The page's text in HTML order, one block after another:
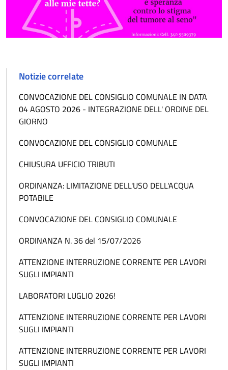
Notizie correlate
CONVOCAZIONE DEL CONSIGLIO COMUNALE IN DATA
04 AGOSTO 2026 - INTEGRAZIONE DELL' ORDINE DEL
GIORNO
CONVOCAZIONE DEL CONSIGLIO COMUNALE
CHIUSURA UFFICIO TRIBUTI
ORDINANZA: LIMITAZIONE DELL'USO DELL'ACQUA
POTABILE
CONVOCAZIONE DEL CONSIGLIO COMUNALE
ORDINANZA N. 36 del 15/07/2026
ATTENZIONE INTERRUZIONE CORRENTE PER LAVORI
SUGLI IMPIANTI
LABORATORI LUGLIO 2026!
ATTENZIONE INTERRUZIONE CORRENTE PER LAVORI
SUGLI IMPIANTI
ATTENZIONE INTERRUZIONE CORRENTE PER LAVORI
SUGLI IMPIANTI